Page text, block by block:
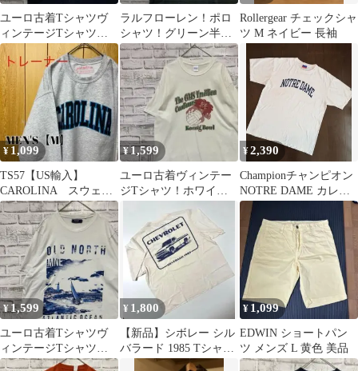
ユーロ古着Tシャツヴ
ィンテージTシャツ！
ブラック半袖 L 0428
ラルフローレン！ポロ
シャツ！グリーン半
袖 ロゴ刺繍 XL 0521
Rollergear チェックシャ
ツ M ネイビー 長袖
¥ 1,099
TS57【US輸入】
CAROLINA スウェッ
ト【メンズМ】グレー
¥1,599
ユーロ古着ヴィンテー
ジTシャツ！ホワイト
¥2,390
Championチャンピオン
NOTRE DAME カレッ
ジロゴXL ビンテージ
¥ 1,599
ユーロ古着Tシャツヴ
ィンテージTシャツ！
ホワイト半袖 XL0428
¥ 1,800
【新品】シボレー シル
バラード 1985 Tシャツ
ビンテージ風デザイン
¥ 1,099
EDWIN ショートパン
ツ メンズ L 黄色 美品